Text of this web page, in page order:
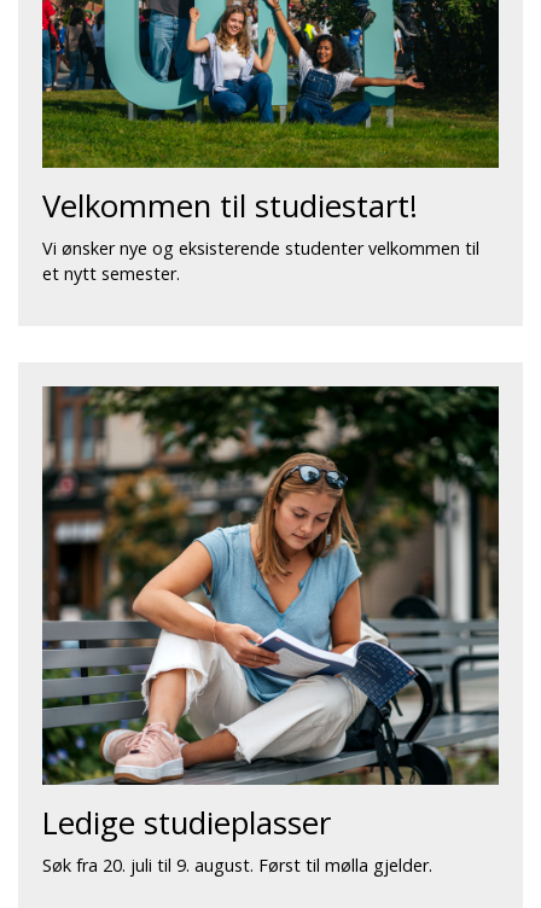
Velkommen til studiestart!
Vi ønsker nye og eksisterende studenter velkommen til
et nytt semester.
Ledige studieplasser
Søk fra 20. juli til 9. august. Først til mølla gjelder.